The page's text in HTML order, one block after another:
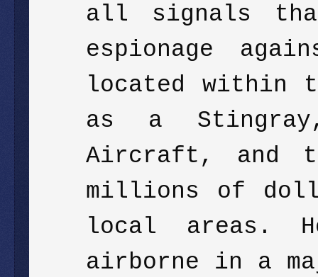
all signals
espionage
located within
as a
Aircraft, and
millions of
local areas.
airborne in a